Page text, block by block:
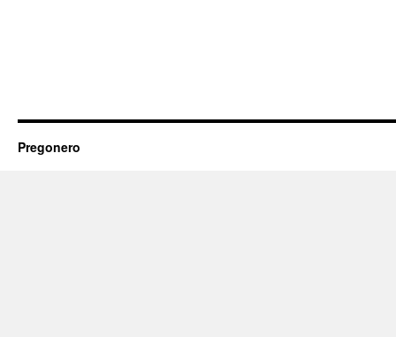
Pregonero